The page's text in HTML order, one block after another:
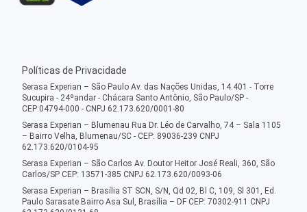
Políticas de Privacidade
Serasa Experian – São Paulo Av. das Nações Unidas, 14.401 - Torre
Sucupira - 24ºandar - Chácara Santo Antônio, São Paulo/SP -
CEP:04794-000 - CNPJ 62.173.620/0001-80
Serasa Experian – Blumenau Rua Dr. Léo de Carvalho, 74 – Sala 1105
– Bairro Velha, Blumenau/SC - CEP: 89036-239 CNPJ
62.173.620/0104-95
Serasa Experian – São Carlos Av. Doutor Heitor José Reali, 360, São
Carlos/SP CEP: 13571-385 CNPJ 62.173.620/0093-06
Serasa Experian – Brasília ST SCN, S/N, Qd 02, Bl C, 109, Sl 301, Ed.
Paulo Sarasate Bairro Asa Sul, Brasília – DF CEP: 70302-911 CNPJ